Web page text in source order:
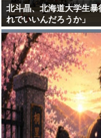
北斗晶、北海道大学生
れでいいんだろうか」